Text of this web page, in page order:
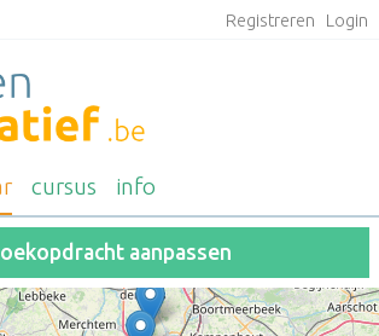
Registreren Login
cursus info
aanpassen